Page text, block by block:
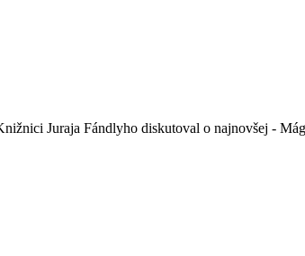
Juraja Fándlyho diskutoval o najnovšej -